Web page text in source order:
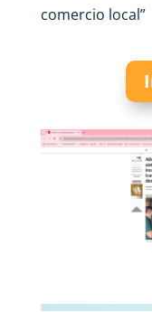
comercio local”